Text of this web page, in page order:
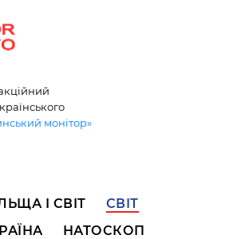
монітор»
І СВІТ
СВІТ
НАТОСКОП